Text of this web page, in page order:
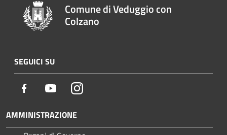
Comune di Veduggio con
Colzano
SEGUICI SU
Facebook YoutubeInstagram
AMMINISTRAZIONE